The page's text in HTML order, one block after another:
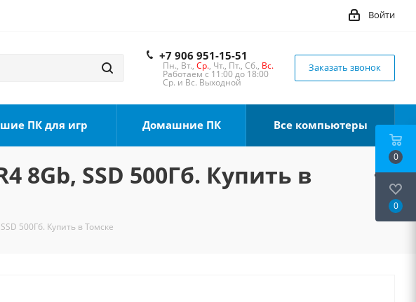
Войти
+7 906 951-15-51
Пн., Вт., Ср., Чт., Пт., Сб., Вс.
Работаем с 11:00 до 18:00
Ср. и Вс. Выходной
Заказать звонок
ПК для игр Домашние ПК Все компьютеры
8Gb, SSD 500Гб. Купить в
500Гб. Купить в Томске
0
0